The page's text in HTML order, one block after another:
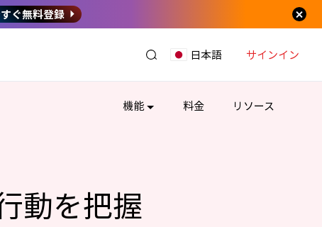
ぐ無料登録
日本語 サインイン
機能 料金 リソース
動を把握